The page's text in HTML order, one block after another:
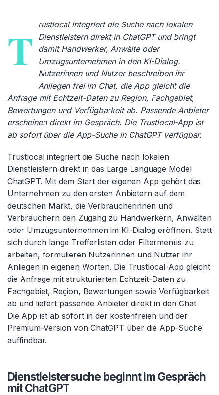
T
rustlocal integriert die Suche nach lokalen
Dienstleistern direkt in ChatGPT und bringt
damit Handwerker, Anwälte oder
Umzugsunternehmen in den KI-Dialog.
Nutzerinnen und Nutzer beschreiben ihr
Anliegen frei im Chat, die App gleicht die
Anfrage mit Echtzeit-Daten zu Region, Fachgebiet,
Bewertungen und Verfügbarkeit ab. Passende Anbieter
erscheinen direkt im Gespräch. Die Trustlocal-App ist
ab sofort über die App-Suche in ChatGPT verfügbar.
Trustlocal integriert die Suche nach lokalen
Dienstleistern direkt in das Large Language Model
ChatGPT. Mit dem Start der eigenen App gehört das
Unternehmen zu den ersten Anbietern auf dem
deutschen Markt, die Verbraucherinnen und
Verbrauchern den Zugang zu Handwerkern, Anwälten
oder Umzugsunternehmen im KI-Dialog eröffnen. Statt
sich durch lange Trefferlisten oder Filtermenüs zu
arbeiten, formulieren Nutzerinnen und Nutzer ihr
Anliegen in eigenen Worten. Die Trustlocal-App gleicht
die Anfrage mit strukturierten Echtzeit-Daten zu
Fachgebiet, Region, Bewertungen sowie Verfügbarkeit
ab und liefert passende Anbieter direkt in den Chat.
Die App ist ab sofort in der kostenfreien und der
Premium-Version von ChatGPT über die App-Suche
auffindbar.
Dienstleistersuche beginnt im Gespräch
mit ChatGPT